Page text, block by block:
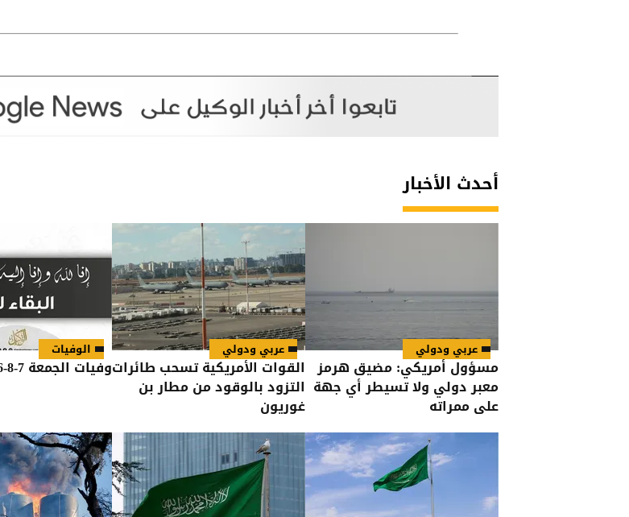
أحدث الأخبار
عربي ودولي
مسؤول أمريكي: مضيق هرمز
معبر دولي ولا تسيطر أي جهة
على ممراته
عربي ودولي
القوات الأمريكية تسحب طائرات
التزود بالوقود من مطار بن
غوريون
الوفيات
وفيات الجمعة 7-8-2026